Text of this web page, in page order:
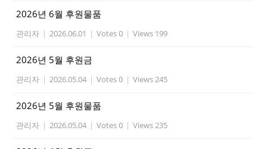
2026년 6월 후원물품
관리자 | 2026.06.01 | Votes 0 | Views 199
2026년 5월 후원금
관리자 | 2026.05.04 | Votes 0 | Views 245
2026년 5월 후원물품
관리자 | 2026.05.04 | Votes 0 | Views 235